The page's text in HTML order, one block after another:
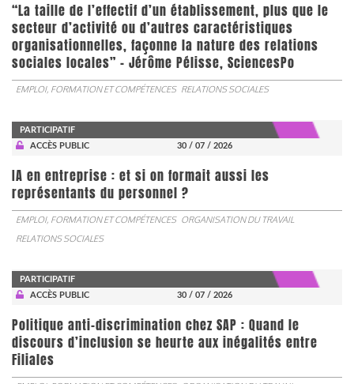
“La taille de l’effectif d’un établissement, plus que le
secteur d’activité ou d’autres caractéristiques
organisationnelles, façonne la nature des relations
sociales locales” - Jérôme Pélisse, SciencesPo
EMPLOI, FORMATION ET COMPÉTENCES RELATIONS SOCIALES
PARTICIPATIF
ACCÈS PUBLIC
30 / 07 / 2026
IA en entreprise : et si on formait aussi les
représentants du personnel ?
EMPLOI, FORMATION ET COMPÉTENCES ORGANISATION DU TRAVAIL
RELATIONS SOCIALES
PARTICIPATIF
ACCÈS PUBLIC
30 / 07 / 2026
Politique anti-discrimination chez SAP : Quand le
discours d’inclusion se heurte aux inégalités entre
Filiales